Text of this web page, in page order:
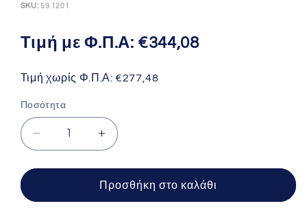
SKU: 59.1201
Τιμή με Φ.Π.Α: €344,08
Τιμή χωρίς Φ.Π.Α:€277,48
Ποσότητα
Μείωση
ποσότητας
για
Χειροκίνητο
κοπτικό
Αύξηση
ποσότητας
για
Χειροκίνητο
κοπτικό
Προσθήκη στο καλάθι